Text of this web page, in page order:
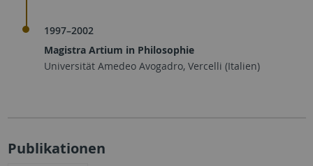
1997–2002
Magistra Artium in Philosophie
Universität Amedeo Avogadro, Vercelli (Italien)
Publikationen